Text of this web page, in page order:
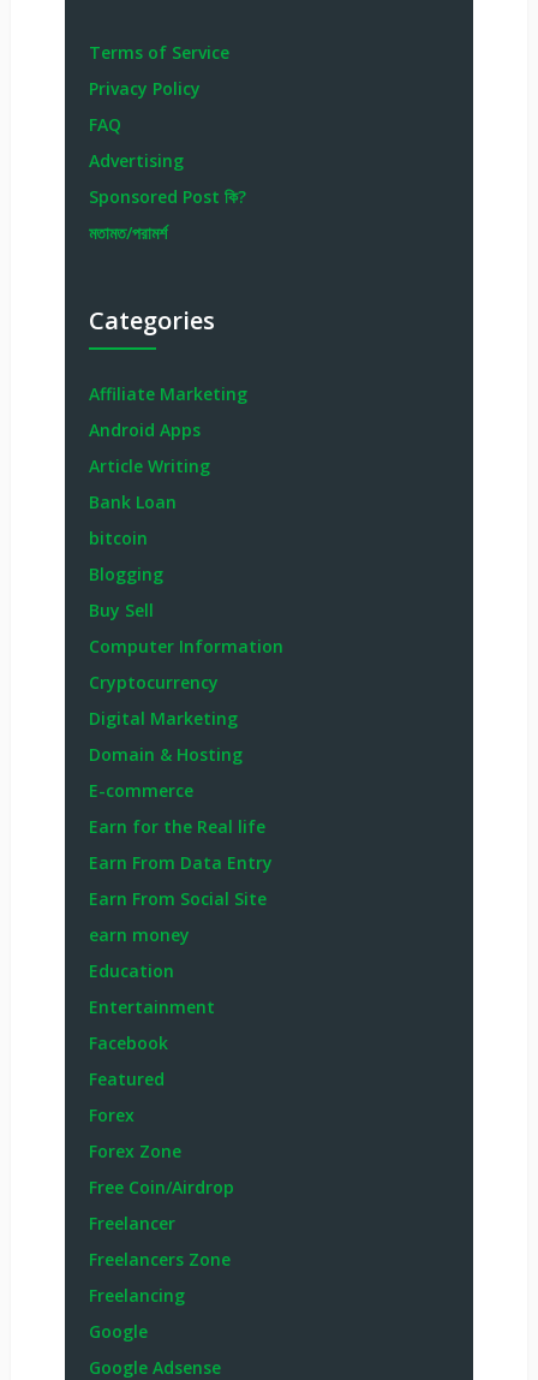
Terms of Service
Privacy Policy
FAQ
Advertising
Sponsored Post কি?
মতামত/পরামর্শ
Categories
Affiliate Marketing
Android Apps
Article Writing
Bank Loan
bitcoin
Blogging
Buy Sell
Computer Information
Cryptocurrency
Digital Marketing
Domain & Hosting
E-commerce
Earn for the Real life
Earn From Data Entry
Earn From Social Site
earn money
Education
Entertainment
Facebook
Featured
Forex
Forex Zone
Free Coin/Airdrop
Freelancer
Freelancers Zone
Freelancing
Google
Google Adsense